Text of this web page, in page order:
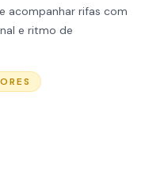
acompanhar rifas com
e ritmo de